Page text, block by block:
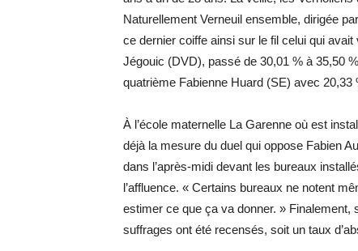
Naturellement Verneuil ensemble, dirigée
ce dernier coiffe ainsi sur le fil celui qui
Jégouic (DVD), passé de 30,01 % à 35,50
quatrième Fabienne Huard (SE) avec
À l’école maternelle La Garenne où est
déjà la mesure du duel qui oppose Fabien
dans l’après-midi devant les bureaux
l’affluence. « Certains bureaux ne notent
estimer ce que ça va donner. »
suffrages ont été recensés, soit un taux